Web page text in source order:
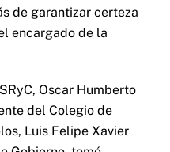
de garantizar certeza
encargado de la
Oscar Humberto
del Colegio de
Luis Felipe Xavier